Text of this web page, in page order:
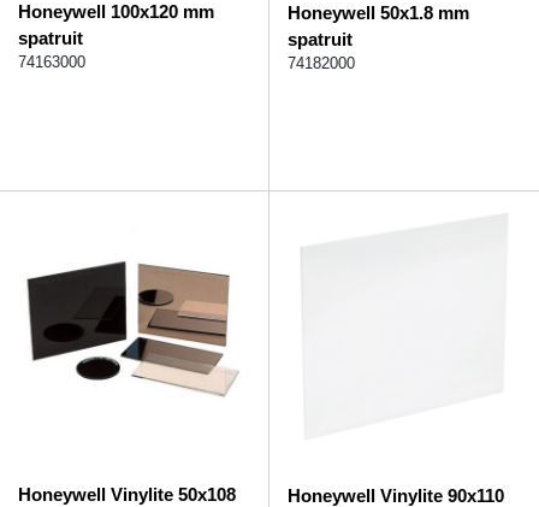
Honeywell 100x120 mm
spatruit
74163000
Honeywell 50x1.8 mm
spatruit
74182000
Honeywell Vinylite 50x108
Honeywell Vinylite 90x110